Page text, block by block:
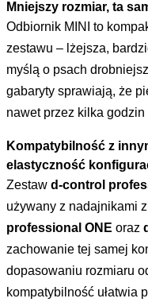
Mniejszy rozmiar, ta
Odbiornik MINI to
zestawu – lżejsza,
myślą o psach
gabaryty sprawiają, że
nawet przez kilka godzin
Kompatybilność z
elastyczność
Zestaw d-control
używany z nadajnikami
professional ONE oraz
zachowanie tej samej
dopasowaniu rozmiaru
kompatybilność ułatwia